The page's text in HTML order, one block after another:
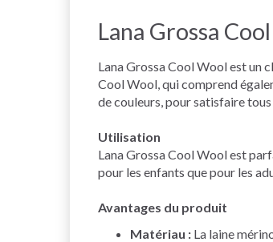
Lana Grossa
Lana Grossa Cool Wool est un
Cool Wool, qui comprend
de couleurs, pour satisfaire tous
Utilisation
Lana Grossa Cool Wool est
pour les enfants que pour les
Avantages du produit
Matériau : La laine